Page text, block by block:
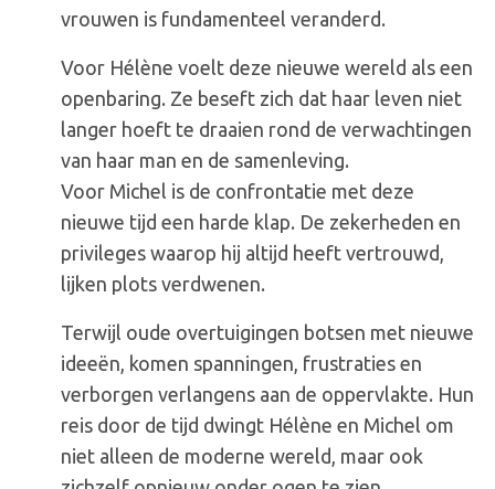
vrouwen is fundamenteel veranderd.
Voor Hélène voelt deze nieuwe wereld als een
openbaring. Ze beseft zich dat haar leven niet
langer hoeft te draaien rond de verwachtingen
van haar man en de samenleving.
Voor Michel is de confrontatie met deze
nieuwe tijd een harde klap. De zekerheden en
privileges waarop hij altijd heeft vertrouwd,
lijken plots verdwenen.
Terwijl oude overtuigingen botsen met nieuwe
ideeën, komen spanningen, frustraties en
verborgen verlangens aan de oppervlakte. Hun
reis door de tijd dwingt Hélène en Michel om
niet alleen de moderne wereld, maar ook